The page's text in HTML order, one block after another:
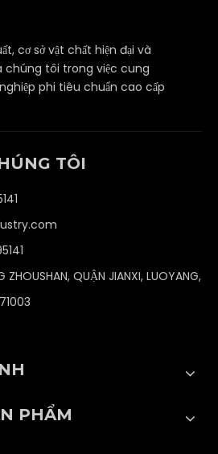
cơ sở vật chất hiện đại và
chúng tôi trong việc cung
phi tiêu chuẩn cao cấp
TÔI
QUẬN JIANXI, LUOYANG,
PHẨM